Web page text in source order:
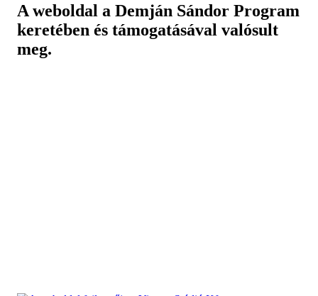
A weboldal a Demján Sándor Program
keretében és támogatásával valósult
meg.